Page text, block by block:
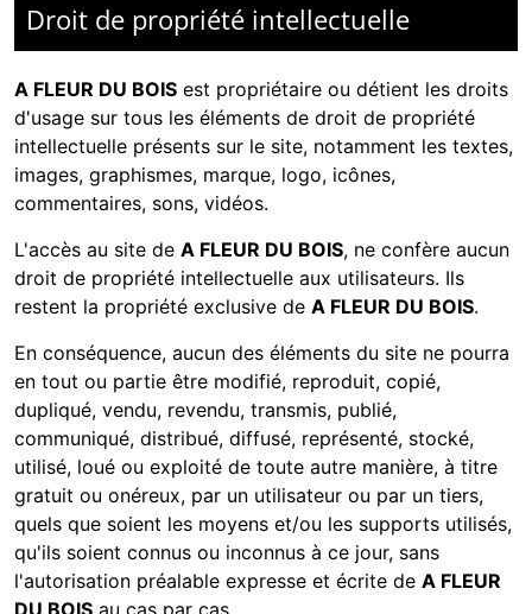
Droit de propriété intellectuelle
A FLEUR DU BOIS est propriétaire ou détient les droits
d'usage sur tous les éléments de droit de propriété
intellectuelle présents sur le site, notamment les textes,
images, graphismes, marque, logo, icônes,
commentaires, sons, vidéos.
L'accès au site de A FLEUR DU BOIS, ne confère aucun
droit de propriété intellectuelle aux utilisateurs. Ils
restent la propriété exclusive de A FLEUR DU BOIS.
En conséquence, aucun des éléments du site ne pourra
en tout ou partie être modifié, reproduit, copié,
dupliqué, vendu, revendu, transmis, publié,
communiqué, distribué, diffusé, représenté, stocké,
utilisé, loué ou exploité de toute autre manière, à titre
gratuit ou onéreux, par un utilisateur ou par un tiers,
quels que soient les moyens et/ou les supports utilisés,
qu'ils soient connus ou inconnus à ce jour, sans
l'autorisation préalable expresse et écrite de A FLEUR
DU BOIS au cas par cas.